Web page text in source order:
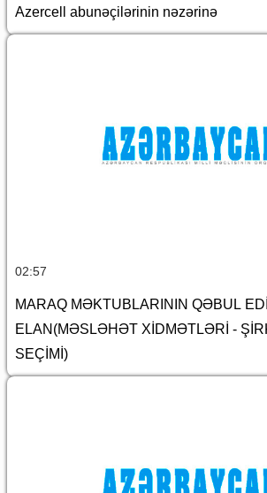
Azercell abunəçilərinin nəzərinə
02:57
MARAQ MƏKTUBLARININ QƏBUL
ELAN(MƏSLƏHƏT XİDMƏTLƏRİ -
SEÇİMİ)